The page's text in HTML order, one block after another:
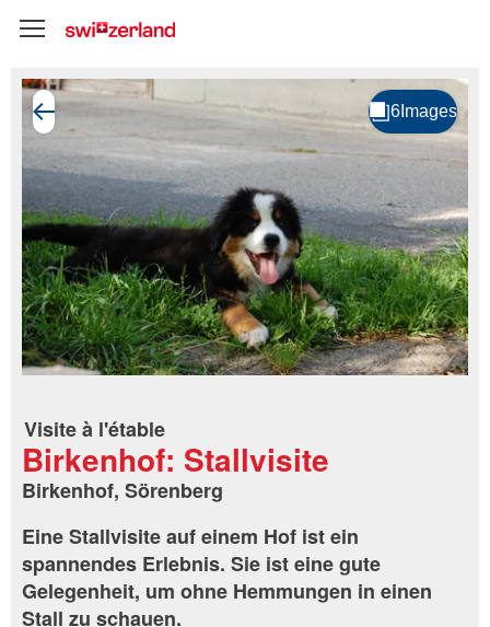
Visite à l'étable
Birkenhof: Stallvisite
Birkenhof, Sörenberg
Eine Stallvisite auf einem Hof ist ein
spannendes Erlebnis. Sie ist eine gute
Gelegenheit, um ohne Hemmungen in einen
Stall zu schauen.